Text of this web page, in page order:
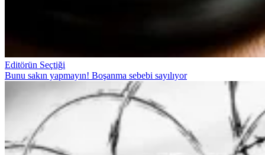
Editörün Seçtiği
Bunu sakın yapmayın! Boşanma sebebi sayılıyor